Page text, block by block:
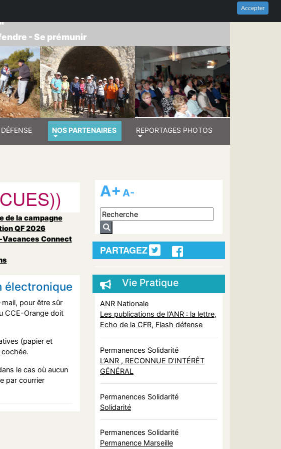
Accepter
BOUCHES-DU-RHÔNE
- Se prémunir
NOS PARTENAIRES REPORTAGES PHOTOS
de la campagne
QF 2026
Vacances Connect
électronique
pour être sûr
CCE-Orange doit
(papier et
cochée.
le cas où aucun
par courrier
A+ A-
PARTAGEZ
Vie Pratique
ANR Nationale
Les publications de l’ANR : la lettre,
Echo de la CFR, Flash défense
Permanences Solidarité
L’ANR , RECONNUE D’INTÉRÊT
GÉNÉRAL
Permanences Solidarité
Solidarité
Permanences Solidarité
Permanence Marseille